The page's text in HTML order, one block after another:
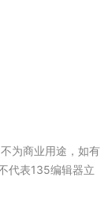
为商业用途，如有
代表135编辑器立